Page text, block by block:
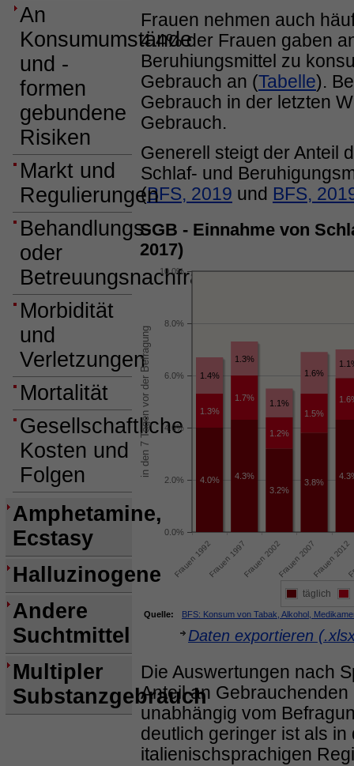
An
Konsumumstände
und -
formen
gebundene
Risiken
Markt und
Regulierungen
Behandlungs-
oder
Betreuungsnachfrage
Morbidität
und
Verletzungen
Mortalität
Gesellschaftliche
Kosten und
Folgen
Amphetamine,
Ecstasy
Halluzinogene
Andere
Suchtmittel
Multipler
Substanzgebrauch
Frauen nehmen auch
4.4% der Frauen gaben
Beruhiungsmittel zu
Gebrauch an (Tabelle).
Gebrauch in der letzten
Gebrauch.
Generell steigt der Anteil
Schlaf- und
(BFS, 2019 und BFS,
SGB - Einnahme von
2017)
0.0%
2.0%
4.0%
6.0%
8.0%
10.0%
3.8%
3.2%
4.3%
4.0%
1.5%
1.2%
1.7%
1.3%
1.6%
1.1%
1.3%
1.4%
täglich
Quelle: BFS: Konsum von Tabak, Alkohol,
Daten exportieren
Die Auswertungen nach
Anteil an
unabhängig vom
deutlich geringer ist als
italienischsprachigen